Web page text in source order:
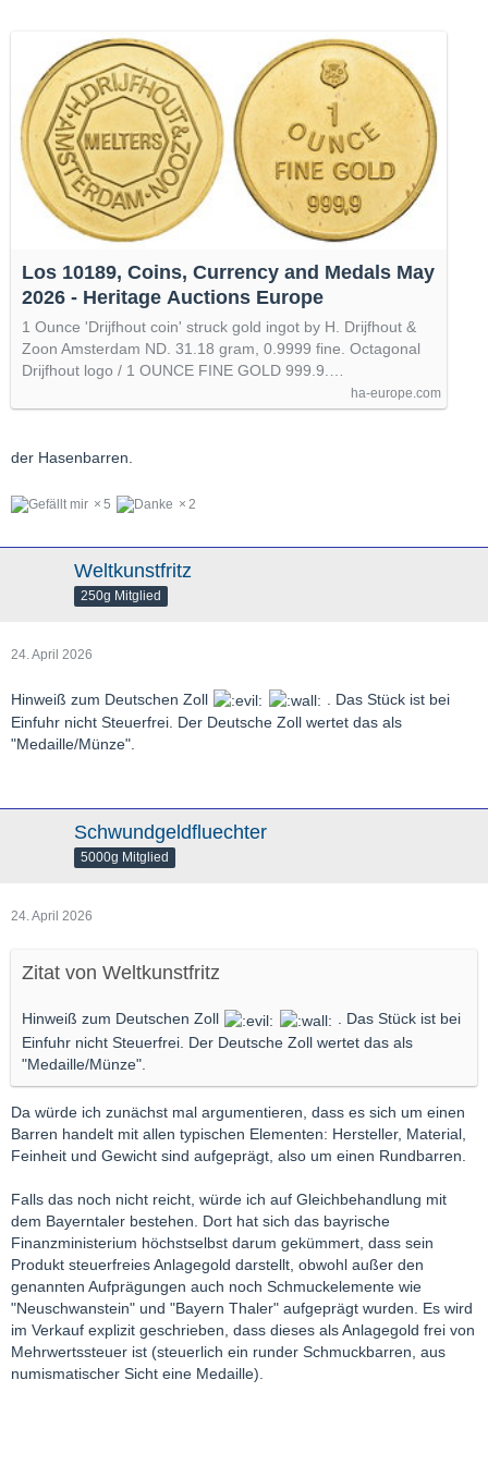
Los 10189, Coins, Currency and Medals May
2026 - Heritage Auctions Europe
1 Ounce 'Drijfhout coin' struck gold ingot by H. Drijfhout &
Zoon Amsterdam ND. 31.18 gram, 0.9999 fine. Octagonal
Drijfhout logo / 1 OUNCE FINE GOLD 999.9.…
ha-europe.com
der Hasenbarren.
5 2
Weltkunstfritz
250g Mitglied
24. April 2026
Hinweiß zum Deutschen Zoll
. Das Stück ist bei
Einfuhr nicht Steuerfrei. Der Deutsche Zoll wertet das als
"Medaille/Münze".
Schwundgeldfluechter
5000g Mitglied
24. April 2026
Zitat von Weltkunstfritz
Hinweiß zum Deutschen Zoll
. Das Stück ist bei
Einfuhr nicht Steuerfrei. Der Deutsche Zoll wertet das als
"Medaille/Münze".
Da würde ich zunächst mal argumentieren, dass es sich um einen
Barren handelt mit allen typischen Elementen: Hersteller, Material,
Feinheit und Gewicht sind aufgeprägt, also um einen Rundbarren.
Falls das noch nicht reicht, würde ich auf Gleichbehandlung mit
dem Bayerntaler bestehen. Dort hat sich das bayrische
Finanzministerium höchstselbst darum gekümmert, dass sein
Produkt steuerfreies Anlagegold darstellt, obwohl außer den
genannten Aufprägungen auch noch Schmuckelemente wie
"Neuschwanstein" und "Bayern Thaler" aufgeprägt wurden. Es wird
im Verkauf explizit geschrieben, dass dieses als Anlagegold frei von
Mehrwertssteuer ist (steuerlich ein runder Schmuckbarren, aus
numismatischer Sicht eine Medaille).